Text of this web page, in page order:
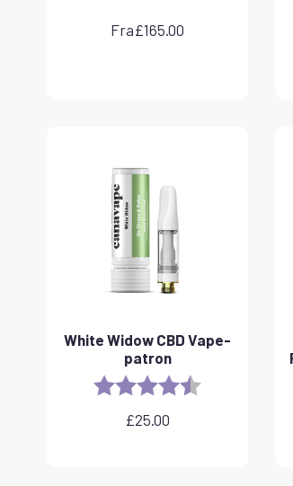
Fra£165.00
White Widow CBD Vape-
patron
Rating:
£25.00